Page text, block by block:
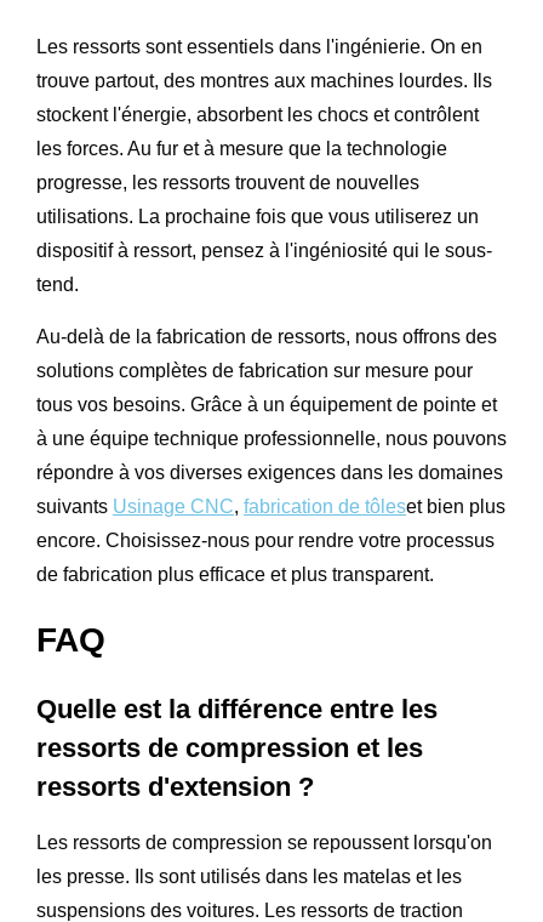
Les ressorts sont essentiels dans l'ingénierie. On en
trouve partout, des montres aux machines lourdes. Ils
stockent l'énergie, absorbent les chocs et contrôlent
les forces. Au fur et à mesure que la technologie
progresse, les ressorts trouvent de nouvelles
utilisations. La prochaine fois que vous utiliserez un
dispositif à ressort, pensez à l'ingéniosité qui le sous-
tend.
Au-delà de la fabrication de ressorts, nous offrons des
solutions complètes de fabrication sur mesure pour
tous vos besoins. Grâce à un équipement de pointe et
à une équipe technique professionnelle, nous pouvons
répondre à vos diverses exigences dans les domaines
suivants Usinage CNC, fabrication de tôleset bien plus
encore. Choisissez-nous pour rendre votre processus
de fabrication plus efficace et plus transparent.
FAQ
Quelle est la différence entre les
ressorts de compression et les
ressorts d'extension ?
Les ressorts de compression se repoussent lorsqu'on
les presse. Ils sont utilisés dans les matelas et les
suspensions des voitures. Les ressorts de traction